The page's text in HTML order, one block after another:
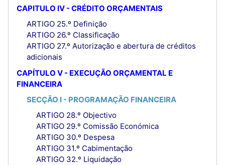
CAPITULO IV - CRÉDITO ORÇAMENTAIS
ARTIGO 25.º Definição
ARTIGO 26.º Classificação
ARTIGO 27.º Autorização e abertura de créditos
adicionais
CAPÍTULO V - EXECUÇÃO ORÇAMENTAL E
FINANCEIRA
SECÇÃO I - PROGRAMAÇÃO FINANCEIRA
ARTIGO 28.º Objectivo
ARTIGO 29.º Comissão Económica
ARTIGO 30.º Despesa
ARTIGO 31.º Cabimentação
ARTIGO 32.º Liquidação